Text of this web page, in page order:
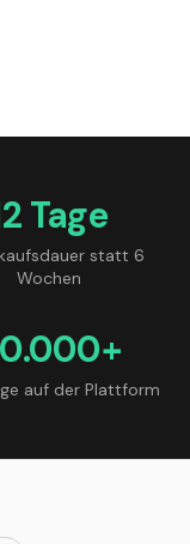
Tage
statt 6
Wochen
auf der Plattform